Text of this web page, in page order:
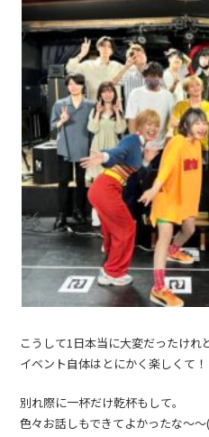
こうして1日本当に大変だったけれど
イベント自体はとにかく楽しくて
別れ際に一杯だけ乾杯もして。
色々お話しもできてよかったな〜〜